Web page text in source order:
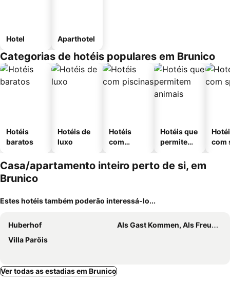
Hotel Aparthotel
Categorias de hotéis populares em Brunico
Hotéis
baratos
Hotéis de
luxo
Hotéis
com
Hotéis que
permitem
com
Casa/apartamento inteiro perto de si, em
Brunico
Estes hotéis também poderão interessá-lo...
Huberhof
Als Gast Kommen, Als Freund Gehen .
Villa Paröis
Ver todas as estadias em Brunico